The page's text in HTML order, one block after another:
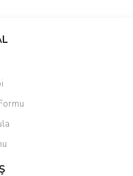
yapın!
sorulmamış.